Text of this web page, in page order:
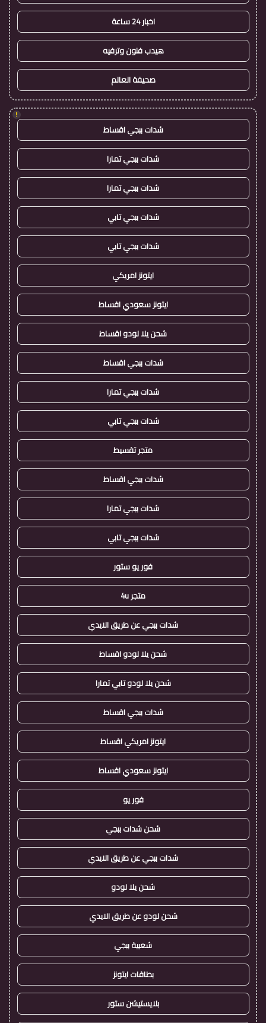
اخبار 24 ساعة
هيدب فنون وترفيه
صحيفة العالم
!
شدات ببجي اقساط
شدات ببجي تمارا
شدات ببجي تمارا
شدات ببجي تابي
شدات ببجي تابي
ايتونز امريكي
ايتونز سعودي اقساط
شحن يلا لودو اقساط
شدات ببجي اقساط
شدات ببجي تمارا
شدات ببجي تابي
متجر تقسيط
شدات ببجي اقساط
شدات ببجي تمارا
شدات ببجي تابي
فور يو ستور
متجر 4u
شدات ببجي عن طريق الايدي
شحن يلا لودو اقساط
شحن يلا لودو تابي تمارا
شدات ببجي اقساط
ايتونز امريكي اقساط
ايتونز سعودي اقساط
فور يو
شحن شدات ببجي
شدات ببجي عن طريق الايدي
شحن يلا لودو
شحن لودو عن طريق الايدي
شعبية ببجي
بطاقات ايتونز
بلايستيشن ستور